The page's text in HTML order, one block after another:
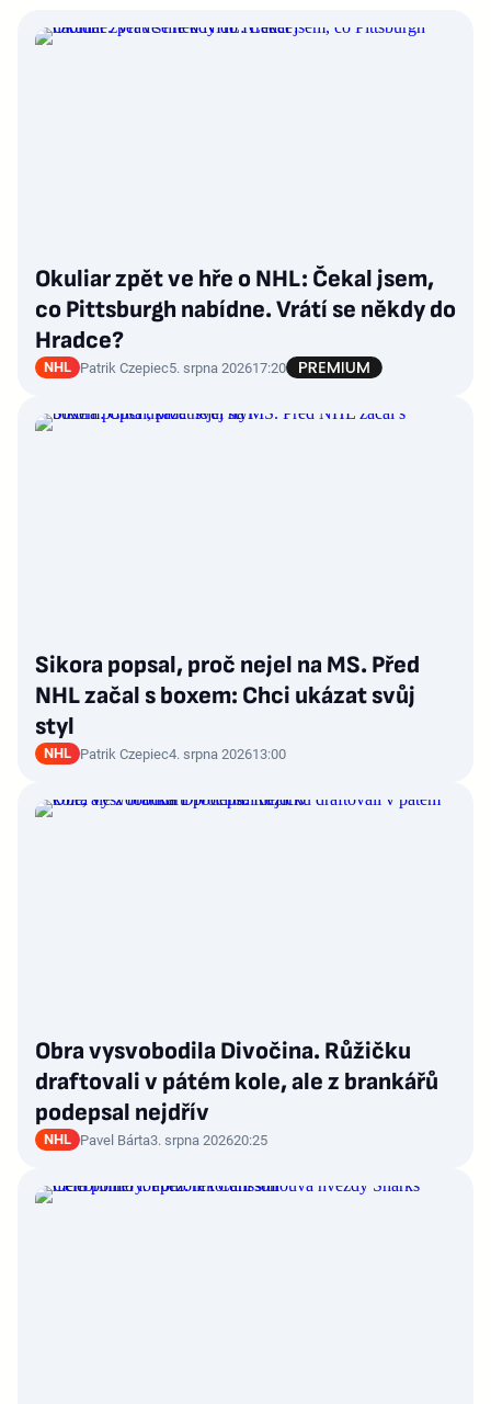
Okuliar zpět ve hře o NHL: Čekal jsem,
co Pittsburgh nabídne. Vrátí se někdy do
Hradce?
NHL Patrik Czepiec5. srpna 202617:20
Sikora popsal, proč nejel na MS. Před
NHL začal s boxem: Chci ukázat svůj
styl
NHL Patrik Czepiec4. srpna 202613:00
Obra vysvobodila Divočina. Růžičku
draftovali v pátém kole, ale z brankářů
podepsal nejdřív
NHL Pavel Bárta3. srpna 202620:25